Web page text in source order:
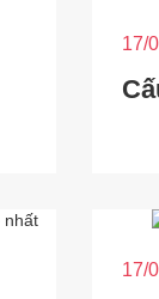
17/
17/